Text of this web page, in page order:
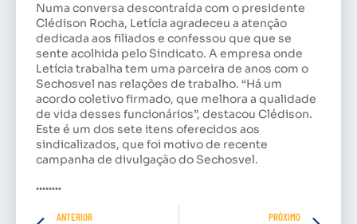
Numa conversa descontraída com o presidente
Clédison Rocha, Letícia agradeceu a atenção
dedicada aos filiados e confessou que que se
sente acolhida pelo Sindicato. A empresa onde
Letícia trabalha tem uma parceira de anos com o
Sechosvel nas relações de trabalho. “Há um
acordo coletivo firmado, que melhora a qualidade
de vida desses funcionários”, destacou Clédison.
Este é um dos sete itens oferecidos aos
sindicalizados, que foi motivo de recente
campanha de divulgação do Sechosvel.
……..
ANTERIOR PRÓXIMO